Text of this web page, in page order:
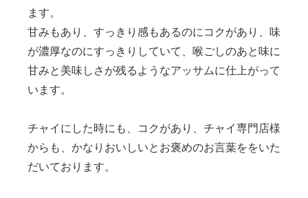
ます。
甘みもあり、すっきり感もあるのにコクがあり、味
が濃厚なのにすっきりしていて、喉ごしのあと味に
甘みと美味しさが残るようなアッサムに仕上がって
います。
チャイにした時にも、コクがあり、チャイ専門店様
からも、かなりおいしいとお褒めのお言葉ををいた
だいております。